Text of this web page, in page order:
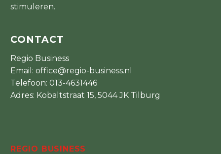
stimuleren.
CONTACT
Regio Business
Email: office@regio-business.nl
Telefoon: 013-4631446
Adres: Kobaltstraat 15, 5044 JK Tilburg
REGIO BUSINESS